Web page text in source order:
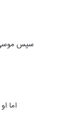
سپس موسی
اما